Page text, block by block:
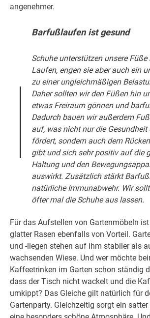
angenehmer.
Barfußlaufen ist gesund
Schuhe unterstützen unsere Füße
Laufen, engen sie aber auch ein
zu einer ungleichmäßigen
Daher sollten wir den Füßen hin
etwas Freiraum gönnen und
Dadurch bauen wir außerdem
auf, was nicht nur die Gesundheit
fördert, sondern auch dem
gibt und sich sehr positiv auf die
Haltung und den
auswirkt. Zusätzlich stärkt
natürliche Immunabwehr. Wir
öfter mal die Schuhe aus lassen.
Für das Aufstellen von Gartenmöbeln
glatter Rasen ebenfalls von Vorteil.
und -liegen stehen auf ihm stabiler als
wachsenden Wiese. Und wer möchte
Kaffeetrinken im Garten schon ständig
dass der Tisch nicht wackelt und die
umkippt? Das Gleiche gilt natürlich für
Gartenparty. Gleichzeitig sorgt ein